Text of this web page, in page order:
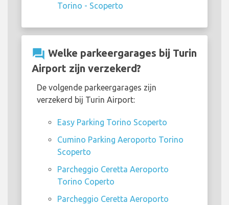
Torino - Scoperto
question_answer Welke parkeergarages bij Turin
Airport zijn verzekerd?
De volgende parkeergarages zijn
verzekerd bij Turin Airport:
Easy Parking Torino Scoperto
Cumino Parking Aeroporto Torino
Scoperto
Parcheggio Ceretta Aeroporto
Torino Coperto
Parcheggio Ceretta Aeroporto